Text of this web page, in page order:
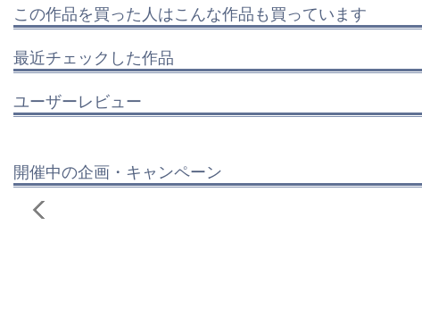
この作品を買った人はこんな作品も買っています
最近チェックした作品
ユーザーレビュー
開催中の企画・キャンペーン